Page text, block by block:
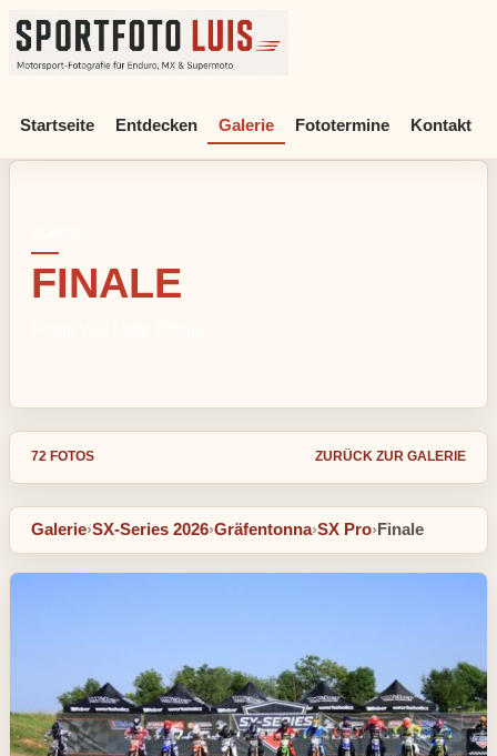
Sportfoto Luis - Motorsport-Fotografie für Enduro, MX &
Startseite Entdecken Galerie Fototermine Kontakt
FINALE
72 FOTOS ZURÜCK ZUR GALERIE
Galerie›SX-Series 2026›Gräfentonna›SX Pro›Finale